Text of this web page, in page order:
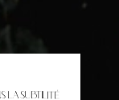
la subtilité